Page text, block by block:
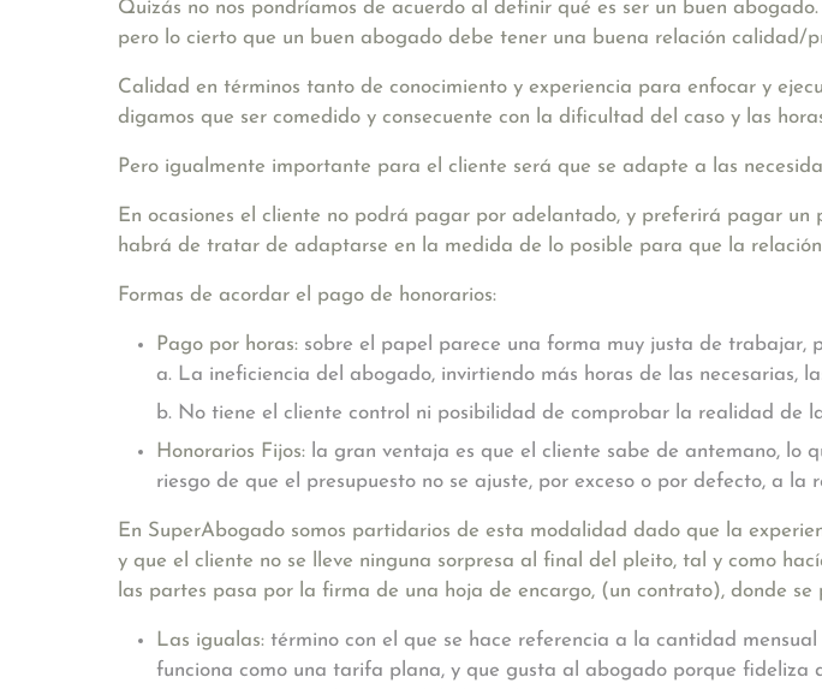
Quizás no nos pondríamos de acuerdo al definir qué es ser un buen
pero lo cierto que un buen abogado debe tener una buena relación calidad/
Calidad en términos tanto de conocimiento y experiencia para enfocar y
digamos que ser comedido y consecuente con la dificultad del caso y las
Pero igualmente importante para el cliente será que se adapte a las
En ocasiones el cliente no podrá pagar por adelantado, y preferirá pagar
habrá de tratar de adaptarse en la medida de lo posible para que la
Formas de acordar el pago de honorarios:
Pago por horas: sobre el papel parece una forma muy justa de trabajar,
a. La ineficiencia del abogado, invirtiendo más horas de las necesarias,
b. No tiene el cliente control ni posibilidad de comprobar la realidad de
Honorarios Fijos: la gran ventaja es que el cliente sabe de antemano, lo
riesgo de que el presupuesto no se ajuste, por exceso o por defecto, a la
En SuperAbogado somos partidarios de esta modalidad dado que la
y que el cliente no se lleve ninguna sorpresa al final del pleito, tal y como
las partes pasa por la firma de una hoja de encargo, (un contrato), donde
Las igualas: término con el que se hace referencia a la cantidad
funciona como una tarifa plana, y que gusta al abogado porque fideliza